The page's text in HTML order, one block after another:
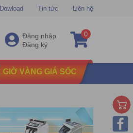
Dowload Tin tức Liên hệ
Đăng nhập
Đăng ký
0
GIỜ VÀNG GIÁ SỐC